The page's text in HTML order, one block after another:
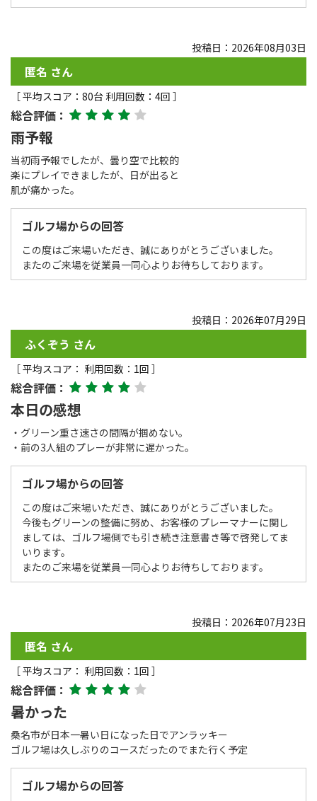
匿名 さん
［ 平均スコア：80台 利用回数：4回 ］
投稿日：2026年08月03日
総合評価：
雨予報
当初雨予報でしたが、曇り空で比較的
楽にプレイできましたが、日が出ると
肌が痛かった。
ゴルフ場からの回答
この度はご来場いただき、誠にありがとうございました。
またのご来場を従業員一同心よりお待ちしております。
ふくぞう さん
［ 平均スコア： 利用回数：1回 ］
投稿日：2026年07月29日
総合評価：
本日の感想
・グリーン重さ速さの間隔が掴めない。
・前の3人組のプレーが非常に遅かった。
ゴルフ場からの回答
この度はご来場いただき、誠にありがとうございました。
今後もグリーンの整備に努め、お客様のプレーマナーに関し
ましては、ゴルフ場側でも引き続き注意書き等で啓発してま
いります。
またのご来場を従業員一同心よりお待ちしております。
匿名 さん
［ 平均スコア： 利用回数：1回 ］
投稿日：2026年07月23日
総合評価：
暑かった
桑名市が日本一暑い日になった日でアンラッキー
ゴルフ場は久しぶりのコースだったのでまた行く予定
ゴルフ場からの回答